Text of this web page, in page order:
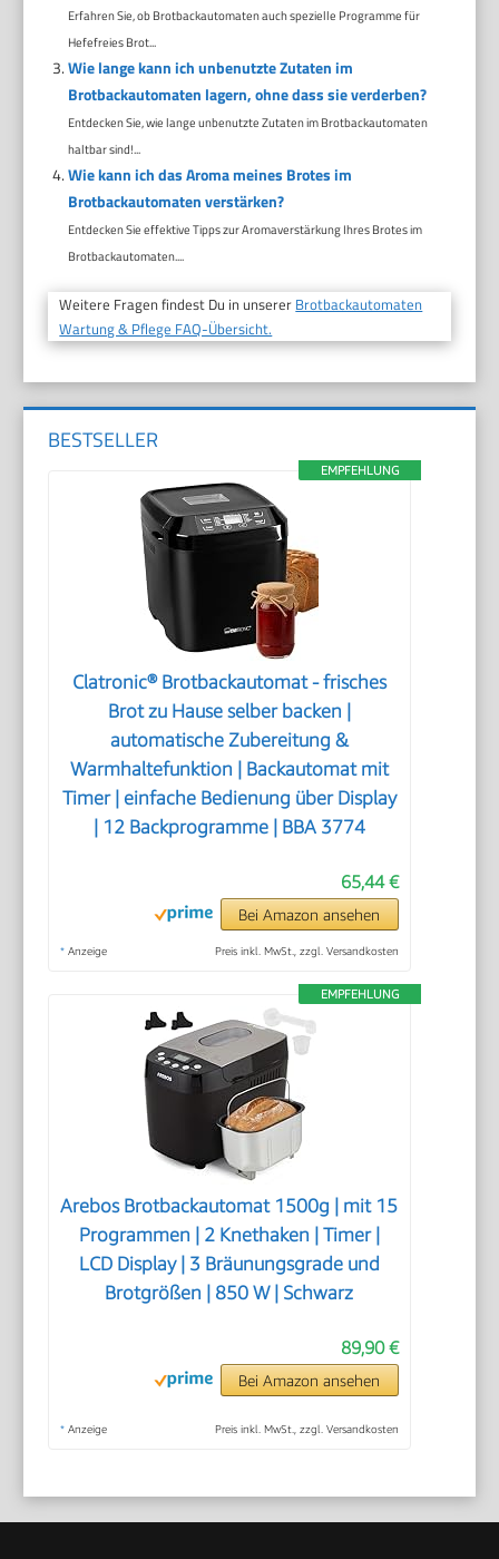
Erfahren Sie, ob Brotbackautomaten auch spezielle Programme für
Hefefreies Brot...
Wie lange kann ich unbenutzte Zutaten im
Brotbackautomaten lagern, ohne dass sie verderben?
Entdecken Sie, wie lange unbenutzte Zutaten im Brotbackautomaten
haltbar sind!...
Wie kann ich das Aroma meines Brotes im
Brotbackautomaten verstärken?
Entdecken Sie effektive Tipps zur Aromaverstärkung Ihres Brotes im
Brotbackautomaten....
Weitere Fragen findest Du in unserer Brotbackautomaten
Wartung & Pflege FAQ-Übersicht.
BESTSELLER
EMPFEHLUNG
Clatronic® Brotbackautomat - frisches
Brot zu Hause selber backen |
automatische Zubereitung &
Warmhaltefunktion | Backautomat mit
Timer | einfache Bedienung über Display
| 12 Backprogramme | BBA 3774
65,44 €
Bei Amazon ansehen
* Anzeige Preis inkl. MwSt., zzgl. Versandkosten
EMPFEHLUNG
Arebos Brotbackautomat 1500g | mit 15
Programmen | 2 Knethaken | Timer |
LCD Display | 3 Bräunungsgrade und
Brotgrößen | 850 W | Schwarz
89,90 €
Bei Amazon ansehen
* Anzeige Preis inkl. MwSt., zzgl. Versandkosten